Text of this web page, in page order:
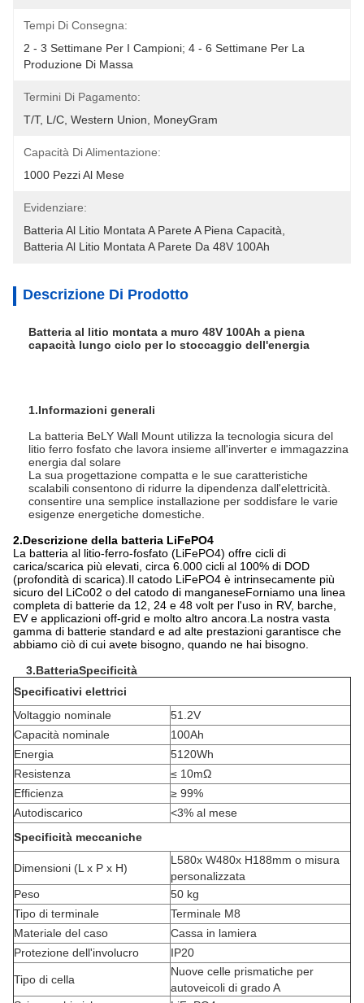
Tempi Di Consegna:
2 - 3 Settimane Per I Campioni; 4 - 6 Settimane Per La
Produzione Di Massa
Termini Di Pagamento:
T/T, L/C, Western Union, MoneyGram
Capacità Di Alimentazione:
1000 Pezzi Al Mese
Evidenziare:
Batteria Al Litio Montata A Parete A Piena Capacità
Batteria Al Litio Montata A Parete Da 48V 100Ah
Descrizione Di Prodotto
Batteria al litio montata a muro 48V 100Ah a piena
capacità lungo ciclo per lo stoccaggio dell'energia
1.Informazioni generali
La batteria BeLY Wall Mount utilizza la tecnologia sicura del
litio ferro fosfato che lavora insieme all'inverter e immagazzina
energia dal solare
La sua progettazione compatta e le sue caratteristiche
scalabili consentono di ridurre la dipendenza dall'elettricità.
consentire una semplice installazione per soddisfare le varie
esigenze energetiche domestiche.
2.Descrizione della batteria LiFePO4
La batteria al litio-ferro-fosfato (LiFePO4) offre cicli di
carica/scarica più elevati, circa 6.000 cicli al 100% di DOD
(profondità di scarica).Il catodo LiFePO4 è intrinsecamente più
sicuro del LiCo02 o del catodo di manganeseForniamo una linea
completa di batterie da 12, 24 e 48 volt per l'uso in RV, barche,
EV e applicazioni off-grid e molto altro ancora.La nostra vasta
gamma di batterie standard e ad alte prestazioni garantisce che
abbiamo ciò di cui avete bisogno, quando ne hai bisogno.
3.BatteriaSpecificità
Specificativi elettrici
Voltaggio nominale
51.2V
Capacità nominale
100Ah
Energia
5120Wh
Resistenza
≤ 10mΩ
Efficienza
≥ 99%
Autodiscarico
<3% al mese
Specificità meccaniche
Dimensioni (L x P x H)
L580x W480x H188mm o misura
personalizzata
Peso
50 kg
Tipo di terminale
Terminale M8
Materiale del caso
Cassa in lamiera
Protezione dell'involucro
IP20
Tipo di cella
Nuove celle prismatiche per
autoveicoli di grado A